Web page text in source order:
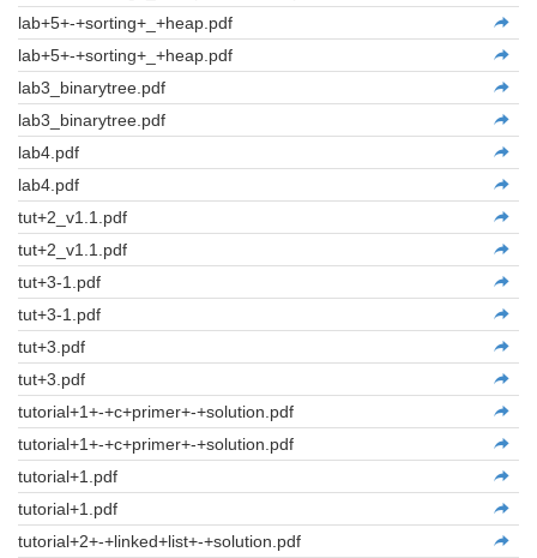
lab+5+-+sorting+_+heap.pdf
lab+5+-+sorting+_+heap.pdf
lab3_binarytree.pdf
lab3_binarytree.pdf
lab4.pdf
lab4.pdf
tut+2_v1.1.pdf
tut+2_v1.1.pdf
tut+3-1.pdf
tut+3-1.pdf
tut+3.pdf
tut+3.pdf
tutorial+1+-+c+primer+-+solution.pdf
tutorial+1+-+c+primer+-+solution.pdf
tutorial+1.pdf
tutorial+1.pdf
tutorial+2+-+linked+list+-+solution.pdf